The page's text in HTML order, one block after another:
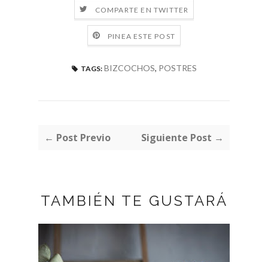
COMPARTE EN TWITTER
PINEA ESTE POST
TAGS: BIZCOCHOS, POSTRES
← Post Previo Siguiente Post →
TAMBIÉN TE GUSTARÁ